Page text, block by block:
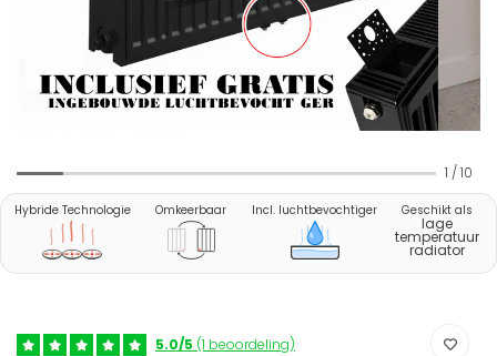
1 / 10
Hybride Technologie Omkeerbaar Incl. luchtbevochtiger Geschikt als
lage
temperatuur
radiator
5.0/5 (1 beoordeling)